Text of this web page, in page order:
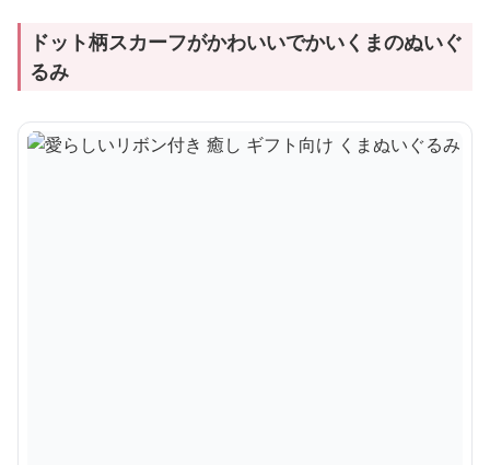
ドット柄スカーフがかわいいでかいくまのぬいぐ
るみ